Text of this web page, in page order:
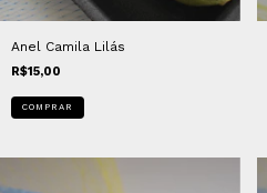
Anel Camila Lilás
R$15,00
COMPRAR